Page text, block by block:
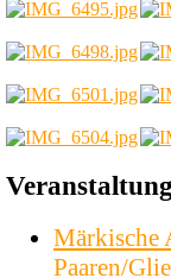
Märkische
Paaren/